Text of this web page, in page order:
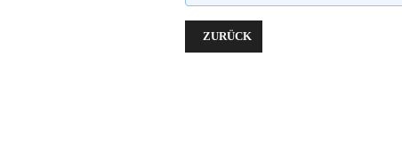
VORHERIGER BEITRAG: DER
ZURÜCK